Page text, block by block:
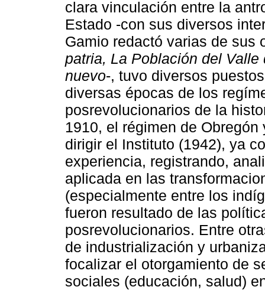
clara vinculación entre la
Estado -con sus diversos
Gamio redactó varias de sus
patria, La Población del Valle
nuevo-, tuvo diversos
diversas épocas de los
posrevolucionarios de la
1910, el régimen de
dirigir el Instituto (1942), ya
experiencia, registrando,
aplicada en las
(especialmente entre los
fueron resultado de las
posrevolucionarios. Entre
de industrialización y
focalizar el otorgamiento de
sociales (educación, salud)